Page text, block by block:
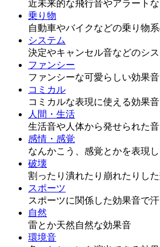
近未来的な飛行音やアラート
乗り物
自動車やバイクなどの乗り物
システム
決定やキャンセル音などのシ
ファンシー
ファンシーな可愛らしい効果
コミカル
コミカルな表現に使える効果
人間・生活
生活音や人体から発せられた
感情・感覚
なんかこう、感覚とかを表現
破壊
割ったり潰れたり崩れたりし
スポーツ
スポーツに関係した効果音で汗
自然
雷とか天然自然な効果音
環境音